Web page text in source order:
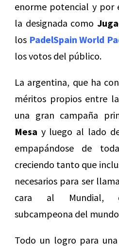
enorme potencial y por
la designada como
los PadelSpain World
los votos del público.
La argentina, que ha
méritos propios entre
una gran campaña
Mesa y luego al lado
empapándose de
creciendo tanto que
necesarios para ser
cara al Mundial,
subcampeona del
Todo un logro para